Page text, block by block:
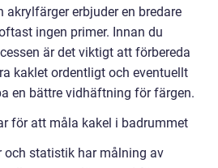
erbjuder en bredare
ingen primer. Innan du
är det viktigt att förbereda
kaklet ordentligt och eventuellt
en bättre vidhäftning för färgen.
för att måla kakel i badrummet
och statistik har målning av